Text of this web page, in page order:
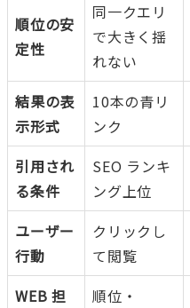
順位の安
定性
同一クエリ
で大きく揺
れない
結果の表
示形式
10本の青リ
ンク
引用され
る条件
SEO ランキ
ング上位
ユーザー
行動
クリックし
て閲覧
WEB 担
順位・